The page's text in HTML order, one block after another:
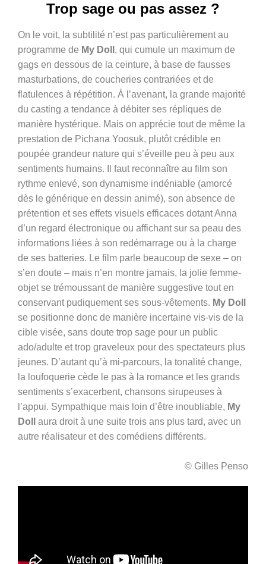
Trop sage ou pas assez ?
On le voit, la subtilité n’est pas particulièrement au
programme de My Doll , qui cumule un maximum de
gags en dessous de la ceinture, à base de fausses
masturbations, de coucheries contrariées et de
flatulences à répétition. À l’avenant, la grande majorité
du casting a tendance à débiter ses répliques de
manière hystérique. Mais on apprécie tout de même la
prestation de Pichana Yoosuk, plutôt crédible en
poupée grandeur nature qui s’éveille peu à peu aux
sentiments humains. Il faut reconnaître au film son
rythme enlevé, son dynamisme indéniable (amorcé
dès le générique en dessin animé), son absence de
prétention et ses effets visuels efficaces dotant Anna
d’un regard électronique ou affichant sur sa peau des
informations liées à son redémarrage ou à la charge
de ses batteries. Le film parle beaucoup de sexe – on
s’en doute – mais n’en montre jamais, la jolie femme-
objet se trémoussant de manière suggestive tout en
conservant pudiquement ses sous-vêtements. My Doll
se positionne donc de manière incertaine vis-vis de la
cible visée, sans doute trop sage pour un public
ado/adulte et trop graveleux pour des spectateurs plus
jeunes. D’autant qu’à mi-parcours, la tonalité change,
la loufoquerie cède le pas à la romance et les grands
sentiments s’exacerbent, chansons sirupeuses à
l’appui. Sympathique mais loin d’être inoubliable, My
Doll
aura droit à une suite trois ans plus tard, avec un
autre réalisateur et des comédiens différents.
© Gilles Penso